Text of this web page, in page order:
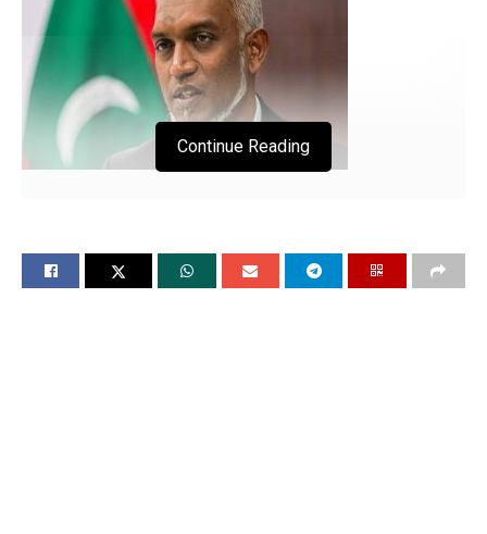
मालदीव ने इजराइली नागरिकों की एंट्री पर लगाया बैन
Continue Reading